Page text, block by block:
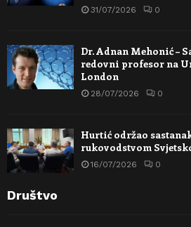
31/07/2026 0
Dr. Adnan Mehonić –
redovni profesor na
London
28/07/2026 0
Hurtić održao
rukovodstvom
16/07/2026 0
Društvo